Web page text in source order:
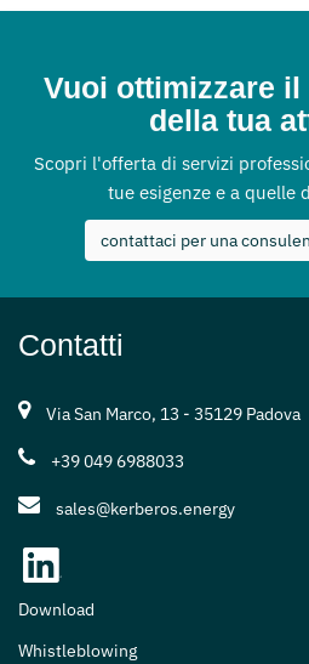
Vuoi ottimizzare
della tua
Scopri l'offerta di servizi
tue esigenze e a quelle
contattaci per una
Contatti
Via San Marco, 13 - 35129 Padova
+39 049 6988033
sales@kerberos.energy
Download
Whistleblowing